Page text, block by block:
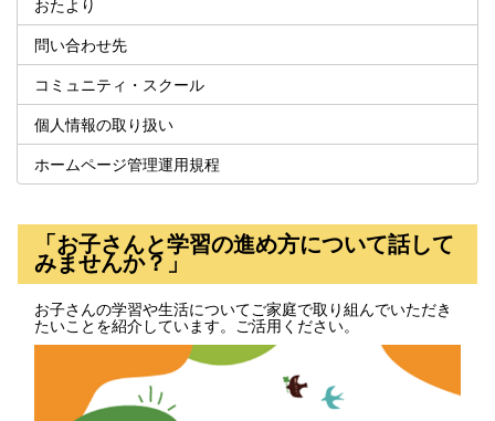
問い合わせ先
コミュニティ・スクール
個人情報の取り扱い
ホームページ管理運用規程
「お子さんと学習の進め方について話して
みませんか？」
お子さんの学習や生活についてご家庭で取り組んでいただき
たいことを紹介しています。ご活用ください。